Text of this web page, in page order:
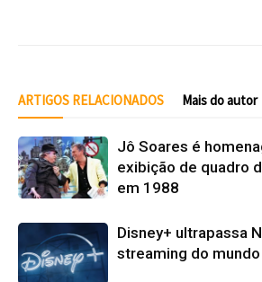
ARTIGOS RELACIONADOS Mais do autor
Jô Soares é
exibição de quadro
em 1988
Disney+ ultrapassa
streaming do mundo